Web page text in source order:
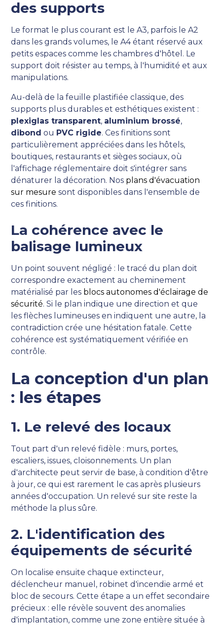
des supports
Le format le plus courant est le A3, parfois le A2
dans les grands volumes, le A4 étant réservé aux
petits espaces comme les chambres d'hôtel. Le
support doit résister au temps, à l'humidité et aux
manipulations.
Au-delà de la feuille plastifiée classique, des
supports plus durables et esthétiques existent :
plexiglas transparent, aluminium brossé,
dibond ou PVC rigide. Ces finitions sont
particulièrement appréciées dans les hôtels,
boutiques, restaurants et sièges sociaux, où
l'affichage réglementaire doit s'intégrer sans
dénaturer la décoration. Nos plans d'évacuation
sur mesure sont disponibles dans l'ensemble de
ces finitions.
La cohérence avec le
balisage lumineux
Un point souvent négligé : le tracé du plan doit
correspondre exactement au cheminement
matérialisé par les blocs autonomes d'éclairage de
sécurité. Si le plan indique une direction et que
les flèches lumineuses en indiquent une autre, la
contradiction crée une hésitation fatale. Cette
cohérence est systématiquement vérifiée en
contrôle.
La conception d'un plan
: les étapes
1. Le relevé des locaux
Tout part d'un relevé fidèle : murs, portes,
escaliers, issues, cloisonnements. Un plan
d'architecte peut servir de base, à condition d'être
à jour, ce qui est rarement le cas après plusieurs
années d'occupation. Un relevé sur site reste la
méthode la plus sûre.
2. L'identification des
équipements de sécurité
On localise ensuite chaque extincteur,
déclencheur manuel, robinet d'incendie armé et
bloc de secours. Cette étape a un effet secondaire
précieux : elle révèle souvent des anomalies
d'implantation, comme une zone entière située à